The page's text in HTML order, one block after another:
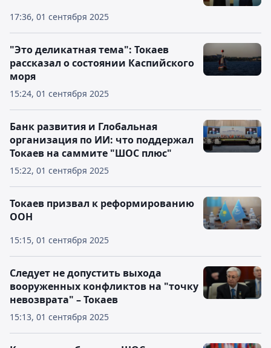
17:36, 01 сентября 2025
15:24, 01 сентября 2025
"Это деликатная тема": Токаев
рассказал о состоянии Каспийского
моря
15:22, 01 сентября 2025
Банк развития и Глобальная
организация по ИИ: что поддержал
Токаев на саммите "ШОС плюс"
15:15, 01 сентября 2025
Токаев призвал к реформированию
ООН
15:13, 01 сентября 2025
Следует не допустить выхода
вооруженных конфликтов на "точку
невозврата" – Токаев